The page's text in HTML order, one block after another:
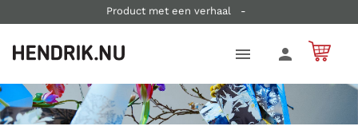
Product met een verhaal-
Je koopt direct bij de ontwerper-